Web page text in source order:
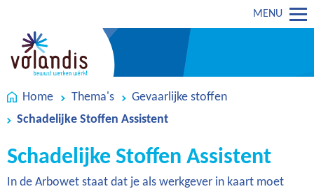
MENU
Home Thema's
Gevaarlijke stoffen
Schadelijke Stoffen Assistent
Schadelijke Stoffen Assistent
In de Arbowet staat dat je als werkgever in kaart moet